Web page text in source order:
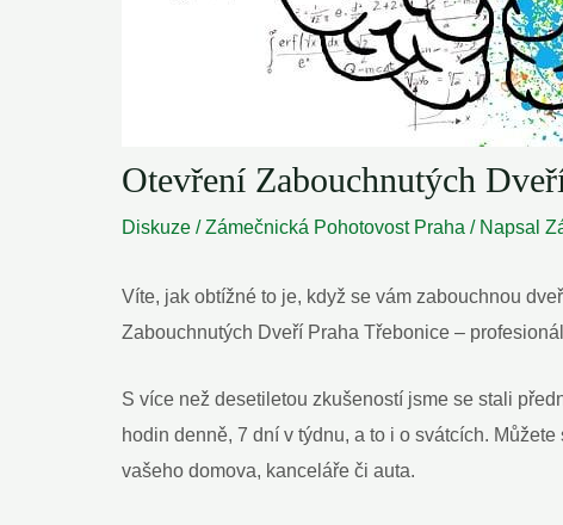
Otevření Zabouchnutých
Diskuze /Zámečnická Pohotovost Praha / Napsal
Víte, jak obtížné to je, když se vám zabouchnou
Zabouchnutých Dveří Praha Třebonice –
S více než desetiletou zkušeností jsme se stali
hodin denně, 7 dní v týdnu, a to i o svátcích.
vašeho domova, kanceláře či auta.